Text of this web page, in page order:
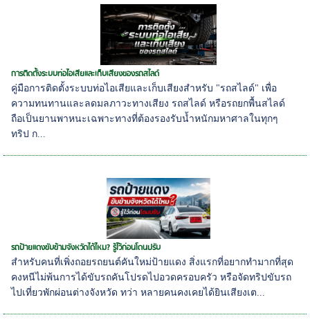
การติดตั้งระบบท่อไอเสียและเก็บเสียงของรถสไลด์
คู่มือการติดตั้งระบบท่อไอเสียและเก็บเสียงสำหรับ "รถสไลด์" เพื่อ
ความทนทานและลดมลภาวะทางเสียง รถสไลด์ หรือรถยกพื้นสไลด์
ถือเป็นยานพาหนะเฉพาะทางที่ต้องรองรับน้ำหนักมหาศาลในทุกๆ
ทริป ก...
รถป้ายแดงขับข้ามจังหวัดได้ไหม? รู้ไว้ก่อนโดนปรับ
สำหรับคนที่เพิ่งถอยรถยนต์คันใหม่ป้ายแดง สิ่งแรกที่อยากทำมากที่สุด
คงหนีไม่พ้นการได้ขับรถคันโปรดไปอวดครอบครัว หรือจัดทริปขับรถ
ไปเที่ยวพักผ่อนต่างจังหวัด ทว่า หลายคนคงเคยได้ยินเสียงเต...